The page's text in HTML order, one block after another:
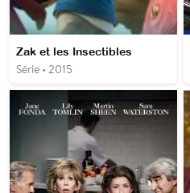
Zak et les Insectibles
Série • 2015